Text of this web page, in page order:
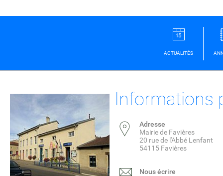
ACTUALITÉS
Informations
Adresse
Mairie de Favières
20 rue de l'Abbé Lenfant
54115 Favières
Nous écrire